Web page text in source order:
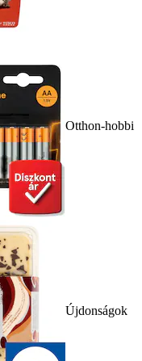
Otthon-hobbi
Újdonságok